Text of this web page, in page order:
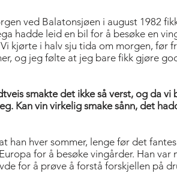
ved Balatonsjøen i august 1982
hadde leid en bil for å besøke en
kjørte i halv sju tida om morgen,
og jeg følte at jeg bare fikk gjøre
smakte det ikke så verst, og da
Kan vin virkelig smake sånn, det
han hver sommer, lenge før det
for å besøke vingårder. Han
for å prøve å forstå forskjellen på